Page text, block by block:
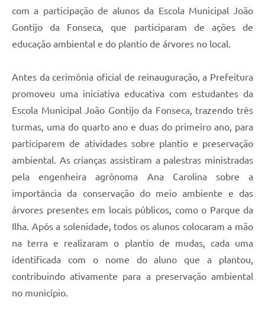
com a participação de alunos da Escola Municipal João
Gontijo da Fonseca, que participaram de ações de
educação ambiental e do plantio de árvores no local.
Antes da cerimônia oficial de reinauguração, a Prefeitura
promoveu uma iniciativa educativa com estudantes da
Escola Municipal João Gontijo da Fonseca, trazendo três
turmas, uma do quarto ano e duas do primeiro ano, para
participarem de atividades sobre plantio e preservação
ambiental. As crianças assistiram a palestras ministradas
pela engenheira agrônoma Ana Carolina sobre a
importância da conservação do meio ambiente e das
árvores presentes em locais públicos, como o Parque da
Ilha. Após a solenidade, todos os alunos colocaram a mão
na terra e realizaram o plantio de mudas, cada uma
identificada com o nome do aluno que a plantou,
contribuindo ativamente para a preservação ambiental
no município.